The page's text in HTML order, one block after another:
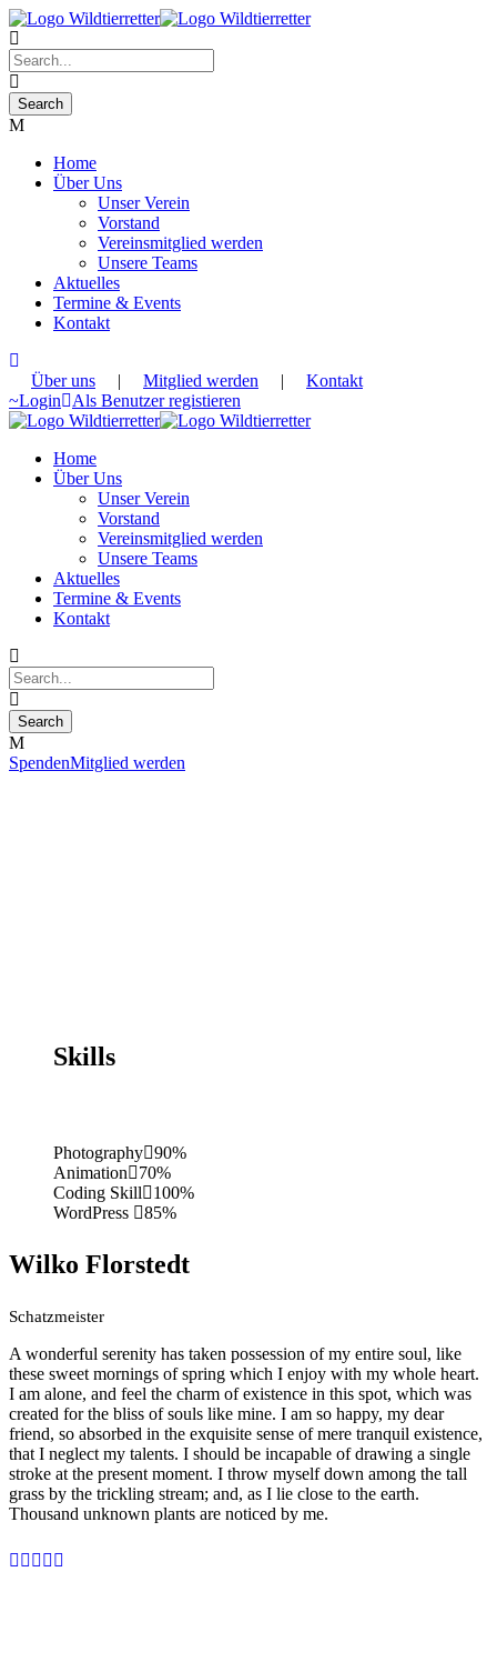
Home
Über Uns
Unser Verein
Vorstand
Vereinsmitglied werden
Unsere Teams
Aktuelles
Termine & Events
Kontakt
Über uns | Mitglied werden |
Kontakt
Login
Als Benutzer registieren
Home
Über Uns
Unser Verein
Vorstand
Vereinsmitglied werden
Unsere Teams
Aktuelles
Termine & Events
Kontakt
SpendenMitglied werden
Skills
Photography 90%
Animation
70%
Coding Skill
100%
WordPress
85%
Wilko Florstedt
Schatzmeister
A wonderful serenity has taken possession of my entire soul, like
these sweet mornings of spring which I enjoy with my whole heart.
I am alone, and feel the charm of existence in this spot, which was
created for the bliss of souls like mine. I am so happy, my dear
friend, so absorbed in the exquisite sense of mere tranquil existence,
that I neglect my talents. I should be incapable of drawing a single
stroke at the present moment. I throw myself down among the tall
grass by the trickling stream; and, as I lie close to the earth.
Thousand unknown plants are noticed by me.